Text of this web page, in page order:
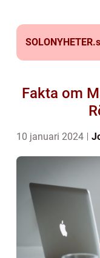
SOLONYHETER.
Fakta om
10 januari 2024